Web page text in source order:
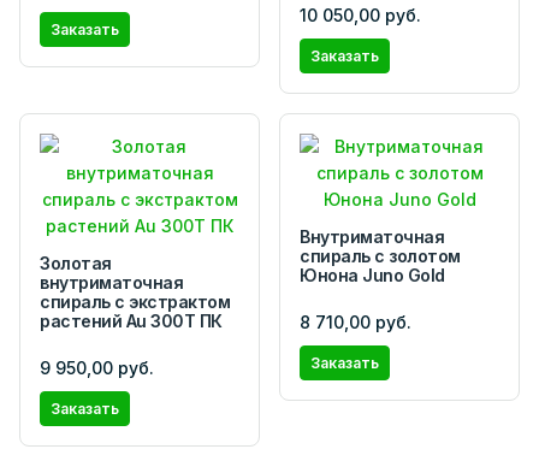
Заказать
10 050,00 руб.
Заказать
Золотая
внутриматочная
спираль с экстрактом
растений Au 300Т ПК
9 950,00 руб.
Заказать
Внутриматочная
спираль с золотом
Юнона Juno Gold
8 710,00 руб.
Заказать